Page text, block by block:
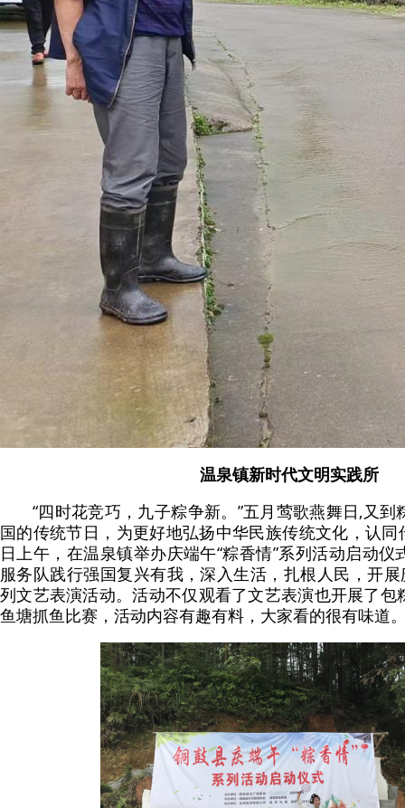
温泉镇新时代文明实践所
“四时花竞巧，九子粽争新。”五月莺歌燕舞日,又
国的传统节日，为更好地弘扬中华民族传统文化，认
日上午，在温泉镇举办庆端午“粽香情”系列活动启动
服务队践行强国复兴有我，深入生活，扎根人民，开展
列文艺表演活动。活动不仅观看了文艺表演也开展了包
鱼塘抓鱼比赛，活动内容有趣有料，大家看的很有味道